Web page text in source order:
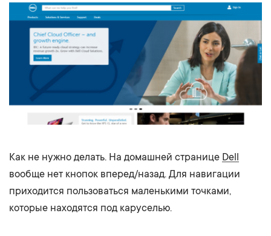
Как не нужно делать. На домашней странице Dell
вообще нет кнопок вперед/назад. Для навигации
приходится пользоваться маленькими точками,
которые находятся под каруселью.